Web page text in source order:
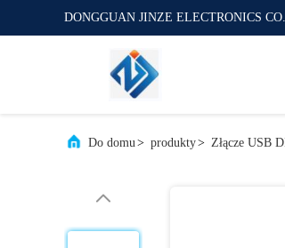
DONGGUAN JINZE ELECTRONICS
Do domu> produkty> Złącze USB